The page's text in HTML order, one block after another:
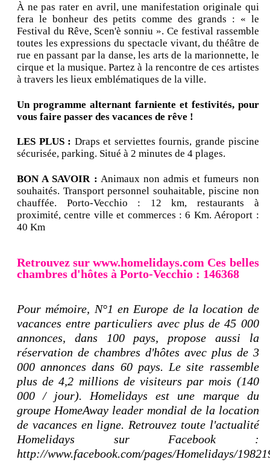
À ne pas rater en avril, une manifestation originale qui
fera le bonheur des petits comme des grands : « le
Festival du Rêve, Scen'è sonniu ». Ce festival rassemble
toutes les expressions du spectacle vivant, du théâtre de
rue en passant par la danse, les arts de la marionnette, le
cirque et la musique. Partez à la rencontre de ces artistes
à travers les lieux emblématiques de la ville.
Un programme alternant farniente et festivités, pour
vous faire passer des vacances de rêve !
LES PLUS : Draps et serviettes fournis, grande piscine
sécurisée, parking. Situé à 2 minutes de 4 plages.
BON A SAVOIR : Animaux non admis et fumeurs non
souhaités. Transport personnel souhaitable, piscine non
chauffée. Porto-Vecchio : 12 km, restaurants à
proximité, centre ville et commerces : 6 Km. Aéroport :
40 Km
Retrouvez sur www.homelidays.com Ces belles
chambres d'hôtes à Porto-Vecchio : 146368
Pour mémoire, N°1 en Europe de la location de
vacances entre particuliers avec plus de 45 000
annonces, dans 100 pays, propose aussi la
réservation de chambres d'hôtes avec plus de 3
000 annonces dans 60 pays. Le site rassemble
plus de 4,2 millions de visiteurs par mois (140
000 / jour). Homelidays est une marque du
groupe HomeAway leader mondial de la location
de vacances en ligne. Retrouvez toute l'actualité
Homelidays sur Facebook :
http://www.facebook.com/pages/Homelidays/